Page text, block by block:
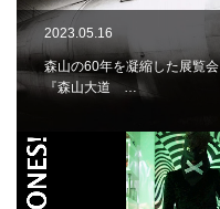
2023.05.16
森山の60年を凝縮した展覧会
『森山大道 …